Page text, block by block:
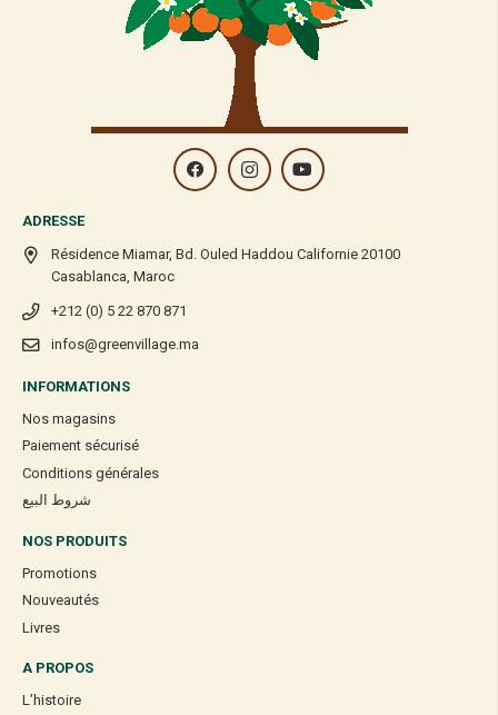
ADRESSE
Résidence Miamar, Bd. Ouled Haddou Californie 20100
Casablanca, Maroc
+212 (0) 5 22 870 871
infos@greenvillage.ma
INFORMATIONS
Nos magasins
Paiement sécurisé
Conditions générales
شروط البيع
NOS PRODUITS
Promotions
Nouveautés
Livres
A PROPOS
L’histoire